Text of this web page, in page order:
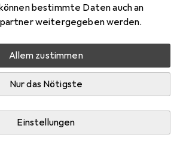
bestimmte Daten auch an
weitergegeben werden.
Allem zustimmen
Nur das Nötigste
Einstellungen
und Di, 11.8. geliefert
an Lager beim Lieferanten
für genaue Lieferzeit